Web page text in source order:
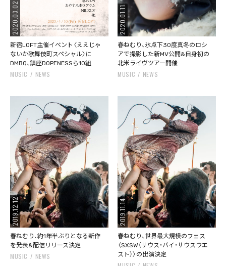
2020.03.02
新宿LOFT主催イベント〈ええじゃ
ないか歌舞伎町スペシャル〉に
DMBQ、鎮座DOPENESSら10組
MUSIC NEWS
2020.01.11
春ねむり、氷点下30度真冬のロシ
アで撮影した新MV公開&自身初の
北米ライヴツアー開催
MUSIC NEWS
2019.12.12
春ねむり、約1年半ぶりとなる新作
を発表&配信リリース決定
MUSIC NEWS
2019.11.14
春ねむり、世界最大規模のフェス
〈SXSW（サウス・バイ・サウスウエ
スト）〉の出演決定